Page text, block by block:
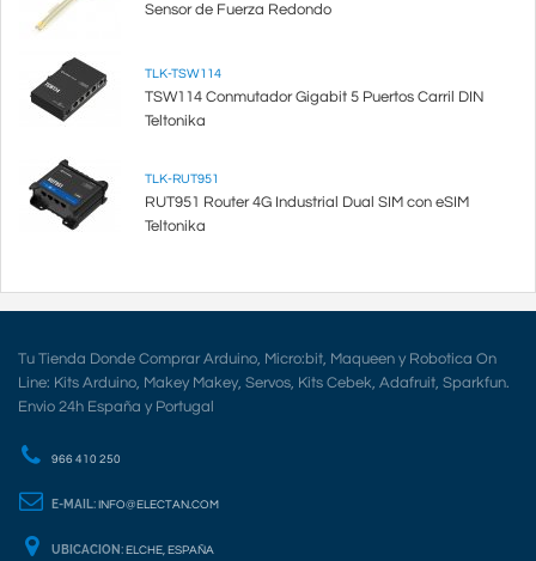
Sensor de Fuerza Redondo
TLK-TSW114
TSW114 Conmutador Gigabit 5 Puertos Carril DIN
Teltonika
TLK-RUT951
RUT951 Router 4G Industrial Dual SIM con eSIM
Teltonika
Tu Tienda Donde Comprar Arduino, Micro:bit, Maqueen y Robotica On
Line: Kits Arduino, Makey Makey, Servos, Kits Cebek, Adafruit, Sparkfun.
Envio 24h España y Portugal
966 410 250
E-MAIL: INFO@ELECTAN.COM
UBICACION: ELCHE, ESPAÑA